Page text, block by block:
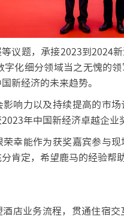
议题，承接2023到2024
化细分领域当之无愧的
新经济的未来趋势。
响力以及持续提高的市
年中国新经济卓越企业
幸能作为获奖嘉宾参与
肯定，希望鹿马的经验帮
店业务流程，贯通住宿